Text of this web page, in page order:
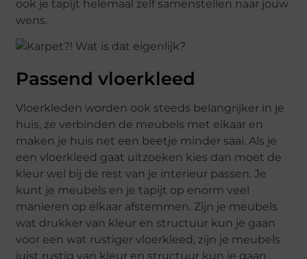
ook je tapijt helemaal zelf samenstellen naar jouw
wens.
Passend vloerkleed
Vloerkleden worden ook steeds belangrijker in je
huis, ze verbinden de meubels met elkaar en
maken je huis net een beetje minder saai. Als je
een vloerkleed gaat uitzoeken kies dan moet de
kleur wel bij de rest van je interieur passen. Je
kunt je meubels en je tapijt op enorm veel
manieren op elkaar afstemmen. Zijn je meubels
wat drukker van kleur en structuur kun je gaan
voor een wat rustiger vloerkleed, zijn je meubels
juist rustig van kleur en structuur kun je gaan